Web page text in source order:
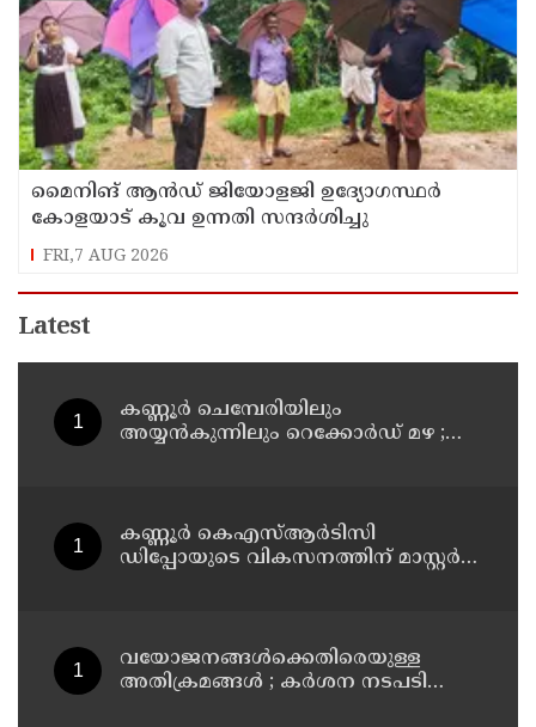
മൈനിങ് ആൻഡ്​ ജിയോളജി ഉദ്യോഗസ്ഥർ
കോളയാട് കൂവ ഉന്നതി സന്ദർശിച്ചു
FRI,7 AUG 2026
Latest
കണ്ണൂർ ചെമ്പേരിയിലും
അയ്യൻകുന്നിലും റെക്കോർഡ് മഴ ;
കണ്ണൂർ കെഎസ്ആർടിസി
ഡിപ്പോയുടെ വികസനത്തിന് മാസ്റ്റർ
വയോജനങ്ങൾക്കെതിരെയുള്ള
അതിക്രമങ്ങൾ ; കർശന നടപടി